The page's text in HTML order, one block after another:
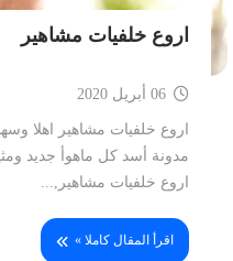
اروع خلفيات مشاهير
اروع خلفيات مشاهير اهلا
مدونة أسد كل ماهوأ جديد
اروع خلفيات مشاهير,...
اقرأ المقال كاملا »